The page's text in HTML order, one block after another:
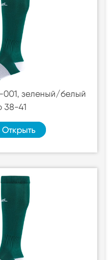
001, зеленый/белый
38-41
Открыть